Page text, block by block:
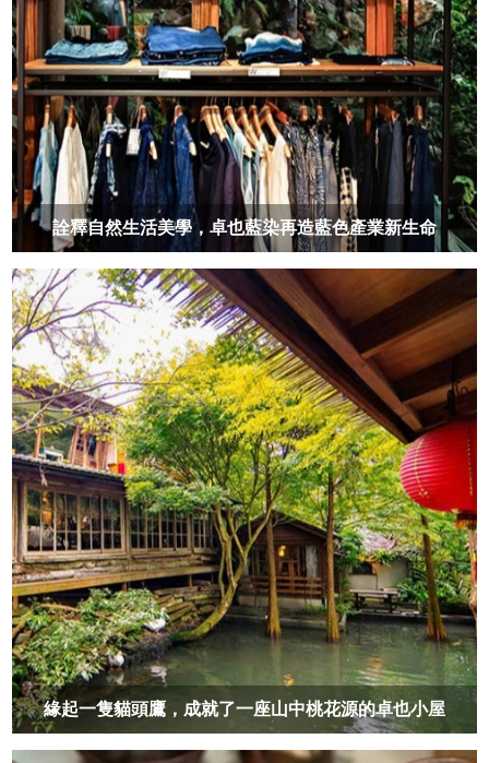
詮釋自然生活美學，卓也藍染再造藍色產業新生命
緣起一隻貓頭鷹，成就了一座山中桃花源的卓也小屋